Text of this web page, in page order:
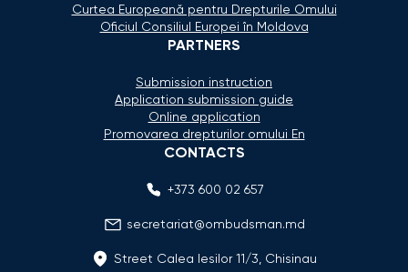
Curtea Europeană pentru Drepturile Omului
Oficiul Consiliul Europei în Moldova
PARTNERS
Submission instruction
Application submission guide
Online application
Promovarea drepturilor omului En
CONTACTS
+373 600 02 657
secretariat@ombudsman.md
Street Calea Iesilor 11/3, Chisinau